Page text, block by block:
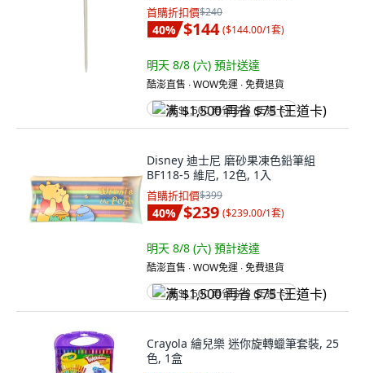
首購折扣價$240
40% $144 ($144.00/1套)
明天 8/8 (六) 預計送達
酷澎直售 ∙ WOW免運 ∙ 免費退貨
满 $1,500 再省 $75 (王道卡)
Disney 迪士尼 磨砂果凍色鉛筆組
BF118-5 維尼, 12色, 1入
首購折扣價$399
40% $239 ($239.00/1套)
明天 8/8 (六) 預計送達
酷澎直售 ∙ WOW免運 ∙ 免費退貨
满 $1,500 再省 $75 (王道卡)
Crayola 繪兒樂 迷你旋轉蠟筆套裝, 25
色, 1盒